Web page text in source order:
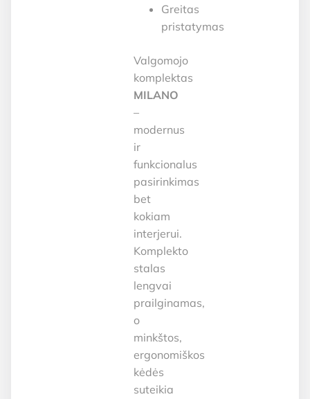
Greitas
pristatymas
Valgomojo
komplektas
MILANO
–
modernus
ir
funkcionalus
pasirinkimas
bet
kokiam
interjerui.
Komplekto
stalas
lengvai
prailginamas,
o
minkštos,
ergonomiškos
kėdės
suteikia